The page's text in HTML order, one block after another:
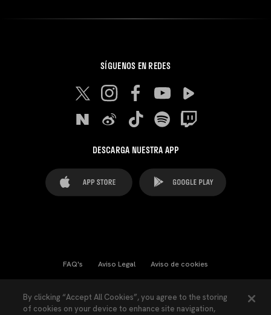
SÍGUENOS EN REDES
DESCARGA NUESTRA APP
FAQ's Aviso Legal Aviso de cookies
Ley Transparencia Política de Privacidad
By clicking “Accept All Cookies”, you agree to the storing
of cookies on your device to enhance site navigation,